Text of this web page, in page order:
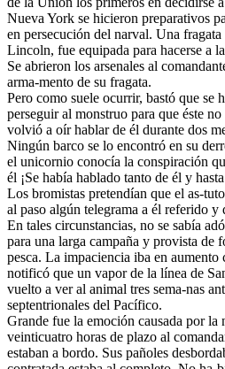
Nueva York se hicieron preparativos
en persecución del narval. Una
Lincoln, fue equipada para hacerse a
Se abrieron los arsenales al
arma-mento de su fragata.
Pero como suele ocurrir, bastó que se
perseguir al monstruo para que éste
volvió a oír hablar de él durante dos
Ningún barco se lo encontró en su
el unicornio conocía la conspiración
él ¡Se había hablado tanto de él y
Los bromistas pretendían que el as-
al paso algún telegrama a él referido y
En tales circunstancias, no se sabía
para una larga campaña y provista de
pesca. La impaciencia iba en
notificó que un vapor de la línea de
vuelto a ver al animal tres sema-nas
septentrionales del Pacífico.
Grande fue la emoción causada por
veinticuatro horas de plazo al
estaban a bordo. Sus pañoles